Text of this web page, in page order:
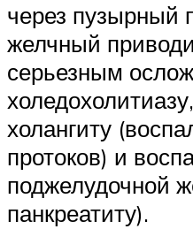
через пузырный
желчный
серьезным
холангиту
протоков) и
поджелудочной
панкреатиту).